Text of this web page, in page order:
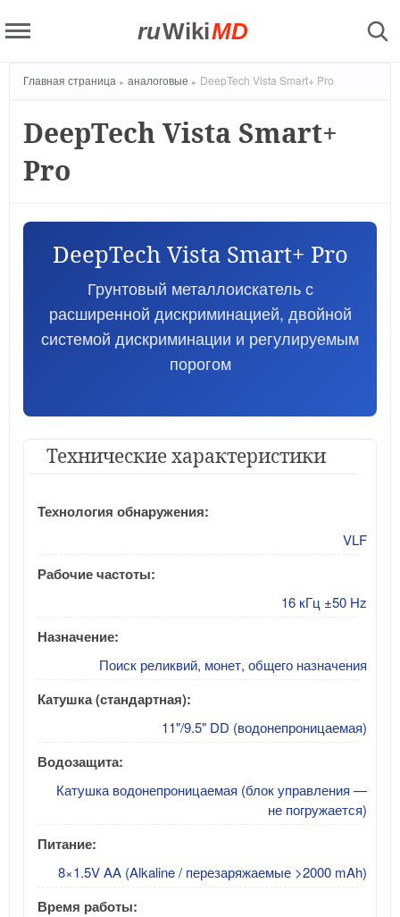
ruWikiMD
Главная страница аналоговые DeepTech Vista Smart+ Pro
DeepTech Vista Smart+
Pro
DeepTech Vista Smart+ Pro
Грунтовый металлоискатель с
расширенной дискриминацией, двойной
системой дискриминации и регулируемым
порогом
Технические характеристики
Технология обнаружения:
VLF
Рабочие частоты:
16 кГц ±50 Hz
Назначение:
Поиск реликвий, монет, общего назначения
Катушка (стандартная):
11"/9.5" DD (водонепроницаемая)
Водозащита:
Катушка водонепроницаемая (блок управления —
не погружается)
Питание:
8×1.5V AA (Alkaline / перезаряжаемые >2000 mAh)
Время работы: